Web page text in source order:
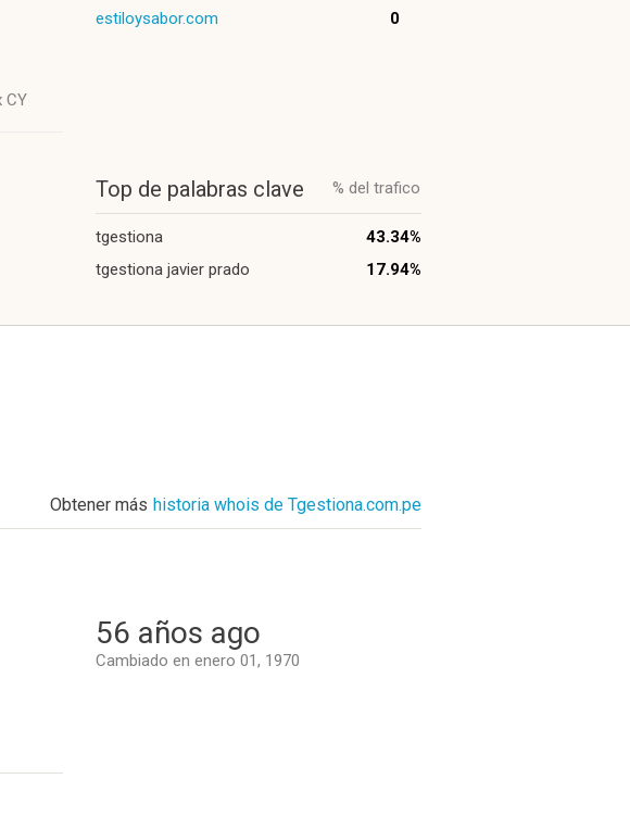
CY
estiloysabor.com 0
Top de palabras clave % del trafico
tgestiona
43.34%
tgestiona javier prado
17.94%
Obtener más historia whois de Tgestiona.com.pe
56 años ago
Cambiado en enero 01, 1970